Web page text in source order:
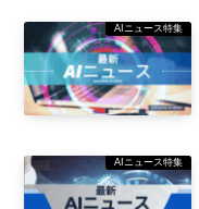
AIニュース特集
AIニュース特集